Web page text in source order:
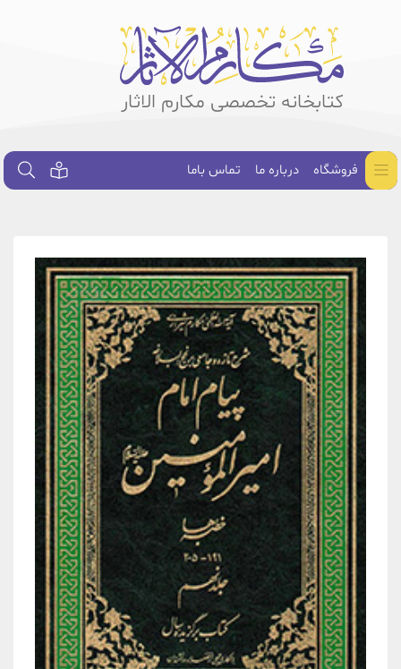
کتابخانه تخصصی مکارم الاثار
فروشگاه درباره ما تماس باما